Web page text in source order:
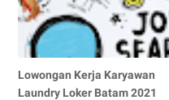
Lowongan Kerja Karyawan
Laundry Loker Batam 2021